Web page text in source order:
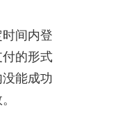
间内登
的形式
能成功